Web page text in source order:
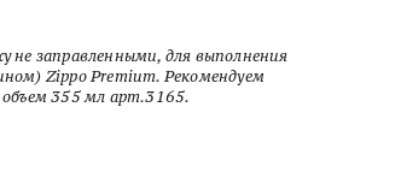
не заправленными, для выполнения
Zippo Premium. Рекомендуем
355 мл арт.3165.